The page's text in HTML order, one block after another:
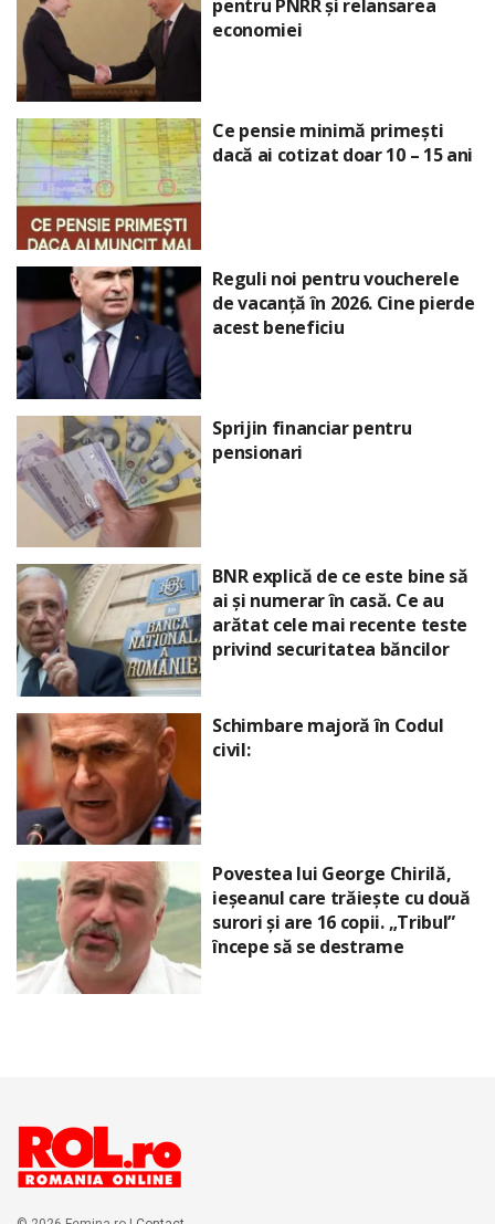
pentru PNRR și relansarea
economiei
Ce pensie minimă primești
dacă ai cotizat doar 10 – 15 ani
Reguli noi pentru voucherele
de vacanță în 2026. Cine pierde
acest beneficiu
Sprijin financiar pentru
pensionari
BNR explică de ce este bine să
ai și numerar în casă. Ce au
arătat cele mai recente teste
privind securitatea băncilor
Schimbare majoră în Codul
civil:
Povestea lui George Chirilă,
ieșeanul care trăiește cu două
surori și are 16 copii. „Tribul”
începe să se destrame